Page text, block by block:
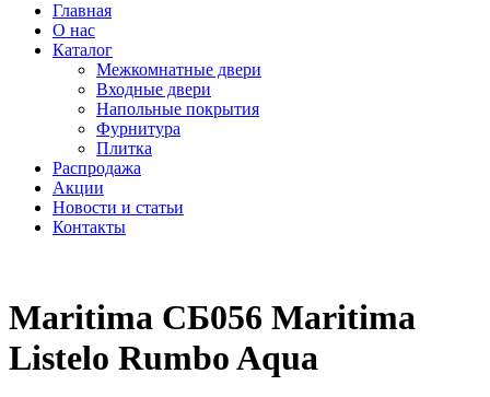
Главная
О нас
Каталог
Межкомнатные двери
Входные двери
Напольные покрытия
Фурнитура
Плитка
Распродажа
Акции
Новости и статьи
Контакты
Maritima СБ056 Maritima
Listelo Rumbo Aqua